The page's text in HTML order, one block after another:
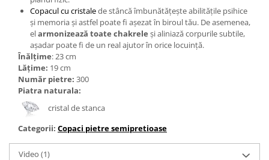
Copacul cu cristalede stâncă îmbunătățește abilitățile psihice
și memoria și astfel poate fi așezat în biroul tău. De asemenea,
elarmonizează toate chakrele și aliniază corpurile subtile,
așadar poate fi de un real ajutor în orice locuință.
Înălțime: 23 cm
Lățime: 19cm
Număr pietre: 300
Piatra naturala:
cristal de stanca
Categorii: Copaci pietre semipretioase
Video (1)